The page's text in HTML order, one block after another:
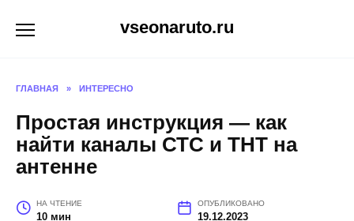
vseonaruto.ru
ГЛАВНАЯ » ИНТЕРЕСНО
Простая инструкция — как
найти каналы СТС и ТНТ на
антенне
НА ЧТЕНИЕ
10 мин
ОПУБЛИКОВАНО
19.12.2023